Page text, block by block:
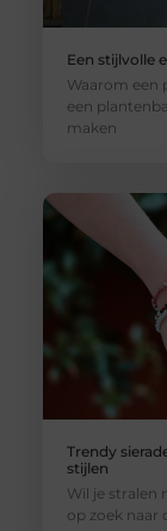
Een stijlvolle
Waarom een
een
maken
Trendy
stijlen
Wil je stralen
op zoek naar